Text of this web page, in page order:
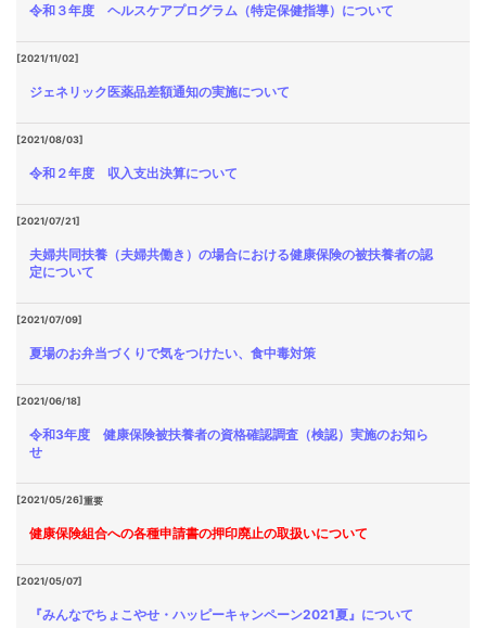
令和３年度 ヘルスケアプログラム（特定保健指導）について
[2021/11/02]
ジェネリック医薬品差額通知の実施について
[2021/08/03]
令和２年度 収入支出決算について
[2021/07/21]
夫婦共同扶養（夫婦共働き）の場合における健康保険の被扶養者の認
定について
[2021/07/09]
夏場のお弁当づくりで気をつけたい、食中毒対策
[2021/06/18]
令和3年度 健康保険被扶養者の資格確認調査（検認）実施のお知ら
せ
[2021/05/26]重要
健康保険組合への各種申請書の押印廃止の取扱いについて
[2021/05/07]
『みんなでちょこやせ・ハッピーキャンペーン2021夏』について